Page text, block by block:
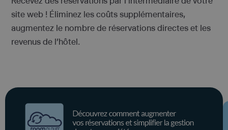
site web ! Éliminez les coûts supplémentaires,
augmentez le nombre de réservations directes et les
revenus de l’hôtel.